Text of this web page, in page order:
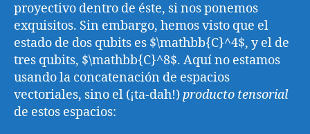
proyectivo dentro de éste, si nos ponemos
exquisitos. Sin embargo, hemos visto que el
estado de dos qubits es $\mathbb{C}^4$, y el de
tres qubits, $\mathbb{C}^8$. Aquí no estamos
usando la concatenación de espacios
vectoriales, sino el (¡ta-dah!)producto tensorial
de estos espacios: